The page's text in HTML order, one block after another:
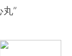
丸”